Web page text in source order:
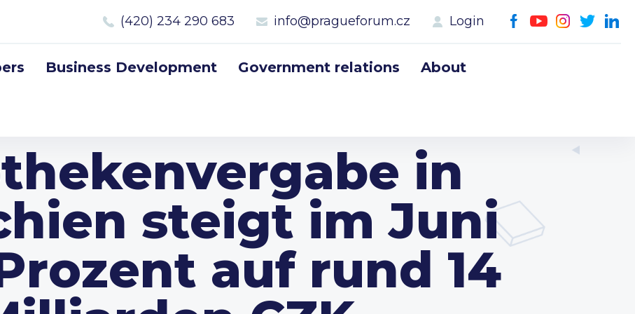
(420) 234 290 683 info@pragueforum.cz Login
Business Development Government relations About
in
steigt im Juni
auf rund 14